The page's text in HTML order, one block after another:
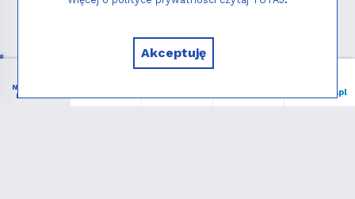
Copyright © 2026 - Instytut NIEDZIELA
NIEZBĘDNIK
KATOLIKA
niedziela.pl
Akceptuję